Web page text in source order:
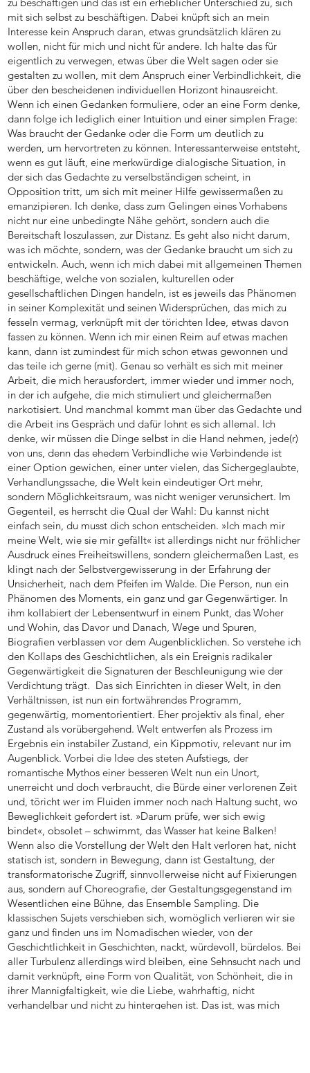
mit sich selbst zu beschäftigen. Dabei knüpft sich an mein
Interesse kein Anspruch daran, etwas grundsätzlich klären zu
wollen, nicht für mich und nicht für andere. Ich halte das für
eigentlich zu verwegen, etwas über die Welt sagen oder sie
gestalten zu wollen, mit dem Anspruch einer Verbindlichkeit, die
über den bescheidenen individuellen Horizont hinausreicht.
Wenn ich einen Gedanken formuliere, oder an eine Form denke,
dann folge ich lediglich einer Intuition und einer simplen Frage:
Was braucht der Gedanke oder die Form um deutlich zu
werden, um hervortreten zu können. Interessanterweise entsteht,
wenn es gut läuft, eine merkwürdige dialogische Situation, in
der sich das Gedachte zu verselbständigen scheint, in
Opposition tritt, um sich mit meiner Hilfe gewissermaßen zu
emanzipieren. Ich denke, dass zum Gelingen eines Vorhabens
nicht nur eine unbedingte Nähe gehört, sondern auch die
Bereitschaft loszulassen, zur Distanz. Es geht also nicht darum,
was ich möchte, sondern, was der Gedanke braucht um sich zu
entwickeln. Auch, wenn ich mich dabei mit allgemeinen Themen
beschäftige, welche von sozialen, kulturellen oder
gesellschaftlichen Dingen handeln, ist es jeweils das Phänomen
in seiner Komplexität und seinen Widersprüchen, das mich zu
fesseln vermag, verknüpft mit der törichten Idee, etwas davon
fassen zu können. Wenn ich mir einen Reim auf etwas machen
kann, dann ist zumindest für mich schon etwas gewonnen und
das teile ich gerne (mit). Genau so verhält es sich mit meiner
Arbeit, die mich herausfordert, immer wieder und immer noch,
in der ich aufgehe, die mich stimuliert und gleichermaßen
narkotisiert. Und manchmal kommt man über das Gedachte und
die Arbeit ins Gespräch und dafür lohnt es sich allemal. Ich
denke, wir müssen die Dinge selbst in die Hand nehmen, jede(r)
von uns, denn das ehedem Verbindliche wie Verbindende ist
einer Option gewichen, einer unter vielen, das Sichergeglaubte,
Verhandlungssache, die Welt kein eindeutiger Ort mehr,
sondern Möglichkeitsraum, was nicht weniger verunsichert. Im
Gegenteil, es herrscht die Qual der Wahl: Du kannst nicht
einfach sein, du musst dich schon entscheiden. »Ich mach mir
meine Welt, wie sie mir gefällt« ist allerdings nicht nur fröhlicher
Ausdruck eines Freiheitswillens, sondern gleichermaßen Last, es
klingt nach der Selbstvergewisserung in der Erfahrung der
Unsicherheit, nach dem Pfeifen im Walde. Die Person, nun ein
Phänomen des Moments, ein ganz und gar Gegenwärtiger. In
ihm kollabiert der Lebensentwurf in einem Punkt, das Woher
und Wohin, das Davor und Danach, Wege und Spuren,
Biografien verblassen vor dem Augenblicklichen. So verstehe ich
den Kollaps des Geschichtlichen, als ein Ereignis radikaler
Gegenwärtigkeit die Signaturen der Beschleunigung wie der
Verdichtung trägt. Das sich Einrichten in dieser Welt, in den
Verhältnissen, ist nun ein fortwährendes Programm,
gegenwärtig, momentorientiert. Eher projektiv als final, eher
Zustand als vorübergehend. Welt entwerfen als Prozess im
Ergebnis ein instabiler Zustand, ein Kippmotiv, relevant nur im
Augenblick. Vorbei die Idee des steten Aufstiegs, der
romantische Mythos einer besseren Welt nun ein Unort,
unerreicht und doch verbraucht, die Bürde einer verlorenen Zeit
und, töricht wer im Fluiden immer noch nach Haltung sucht, wo
Beweglichkeit gefordert ist. »Darum prüfe, wer sich ewig
bindet«, obsolet – schwimmt, das Wasser hat keine Balken!
Wenn also die Vorstellung der Welt den Halt verloren hat, nicht
statisch ist, sondern in Bewegung, dann ist Gestaltung, der
transformatorische Zugriff, sinnvollerweise nicht auf Fixierungen
aus, sondern auf Choreografie, der Gestaltungsgegenstand im
Wesentlichen eine Bühne, das Ensemble Sampling. Die
klassischen Sujets verschieben sich, womöglich verlieren wir sie
ganz und finden uns im Nomadischen wieder, von der
Geschichtlichkeit in Geschichten, nackt, würdevoll, bürdelos. Bei
aller Turbulenz allerdings wird bleiben, eine Sehnsucht nach und
damit verknüpft, eine Form von Qualität, von Schönheit, die in
ihrer Mannigfaltigkeit, wie die Liebe, wahrhaftig, nicht
verhandelbar und nicht zu hintergehen ist. Das ist, was mich